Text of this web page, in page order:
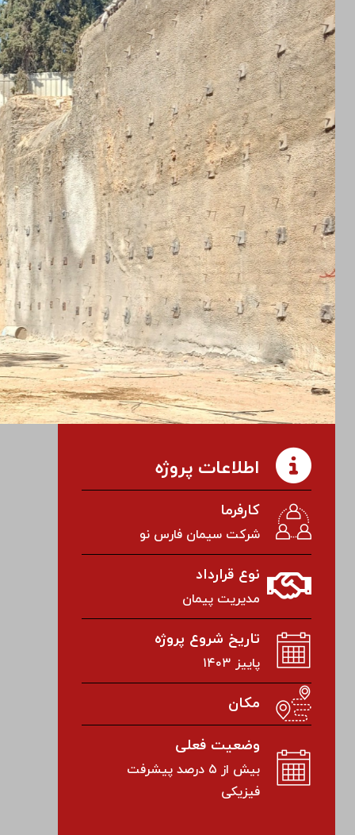
اطلاعات پروژه
کارفرما
شرکت سیمان فارس نو
نوع قرارداد
مدیریت پیمان
تاریخ شروع پروژه
پاییز ۱۴۰۳
مکان
وضعیت فعلی
بیش از ۵ درصد پیشرفت
فیزیکی